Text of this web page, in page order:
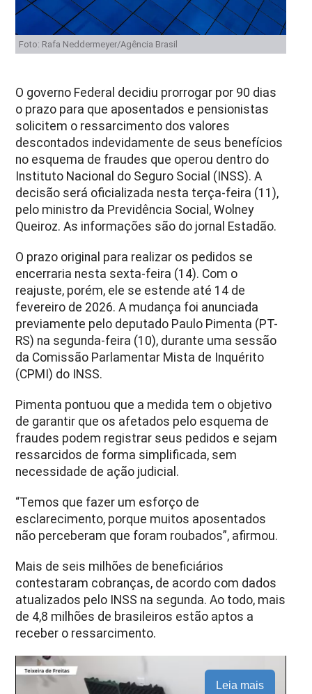
Foto: Rafa Neddermeyer/Agência Brasil
O governo Federal decidiu prorrogar por 90 dias
o prazo para que aposentados e pensionistas
solicitem o ressarcimento dos valores
descontados indevidamente de seus benefícios
no esquema de fraudes que operou dentro do
Instituto Nacional do Seguro Social (INSS). A
decisão será oficializada nesta terça-feira (11),
pelo ministro da Previdência Social, Wolney
Queiroz. As informações são do jornal Estadão.
O prazo original para realizar os pedidos se
encerraria nesta sexta-feira (14). Com o
reajuste, porém, ele se estende até 14 de
fevereiro de 2026. A mudança foi anunciada
previamente pelo deputado Paulo Pimenta (PT-
RS) na segunda-feira (10), durante uma sessão
da Comissão Parlamentar Mista de Inquérito
(CPMI) do INSS.
Pimenta pontuou que a medida tem o objetivo
de garantir que os afetados pelo esquema de
fraudes podem registrar seus pedidos e sejam
ressarcidos de forma simplificada, sem
necessidade de ação judicial.
“Temos que fazer um esforço de
esclarecimento, porque muitos aposentados
não perceberam que foram roubados”, afirmou.
Mais de seis milhões de beneficiários
contestaram cobranças, de acordo com dados
atualizados pelo INSS na segunda. Ao todo, mais
de 4,8 milhões de brasileiros estão aptos a
receber o ressarcimento.
Leia mais